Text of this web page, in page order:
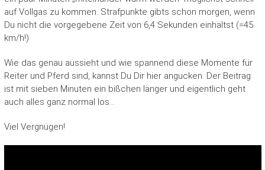
auf Vollgas zu kommen. Strafpunkte gibts schon morgen, wenn
Du nicht die vorgegebene Zeit von 6,4 Sekunden einhältst (=45
km/h!)
Wie das genau aussieht und wie spannend diese Momente für
Reiter und Pferd sind, kannst Du Dir hier angucken. Der Beitrag
ist mit sieben Minuten ein bißchen länger und eigentlich geht
auch alles ganz normal los…
Viel Vergnügen!